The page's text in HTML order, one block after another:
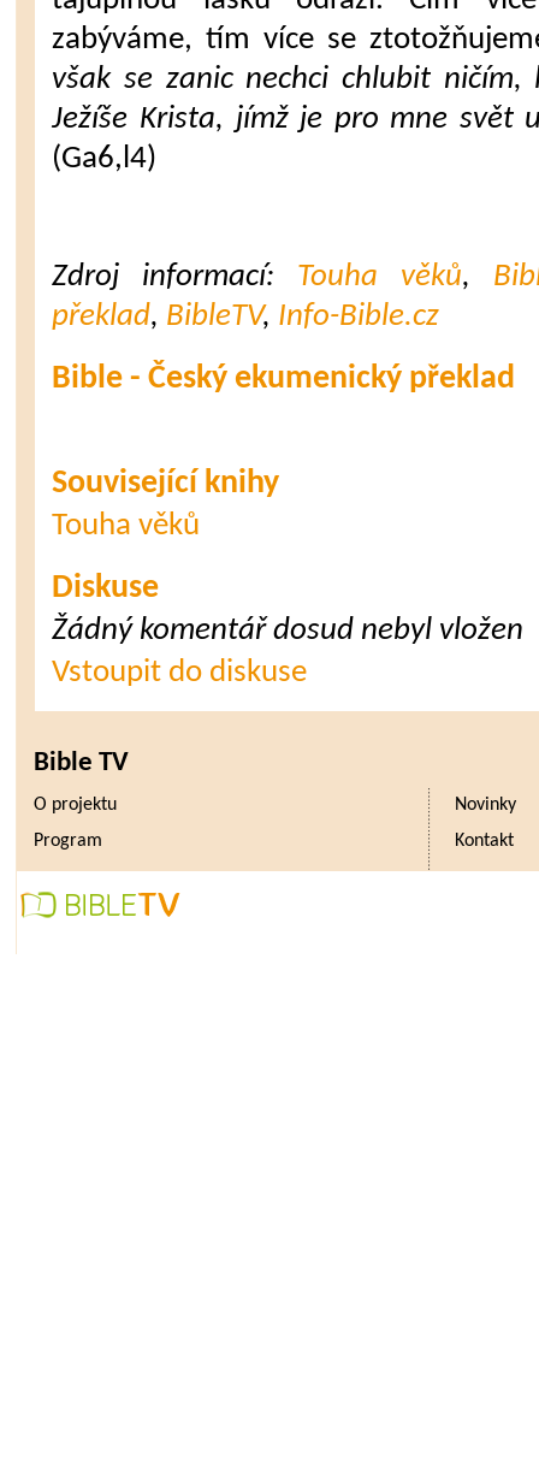
zabýváme, tím více se
však se zanic nechci chlubit ničím,
Ježíše Krista, jímž je pro mne svět
(Ga6,l4)
Zdroj informací: Touha věků,
překlad, BibleTV, Info-Bible.cz
Bible - Český ekumenický překlad
Související knihy
Touha věků
Diskuse
Žádný komentář dosud nebyl vložen
Vstoupit do diskuse
Bible TV
O projektu
Novinky
Program
Kontakt